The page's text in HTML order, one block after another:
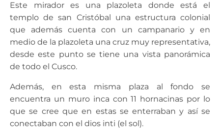
Este mirador es una plazoleta donde está el
templo de san Cristóbal una estructura colonial
que además cuenta con un campanario y en
medio de la plazoleta una cruz muy representativa,
desde este punto se tiene una vista panorámica
de todo el Cusco.
Además, en esta misma plaza al fondo se
encuentra un muro inca con 11 hornacinas por lo
que se cree que en estas se enterraban y así se
conectaban con el dios inti (el sol).